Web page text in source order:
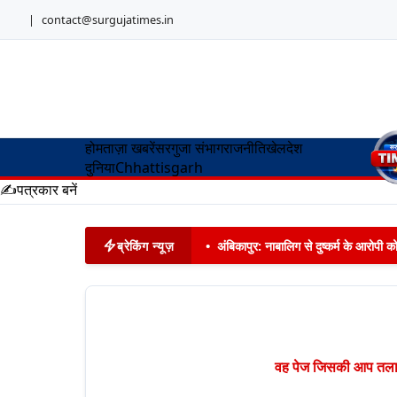
| contact@surgujatimes.in
होमताज़ा खबरेंसरगुजा संभागराजनीतिखेलदेश
दुनियाChhattisgarh
✍️पत्रकार बनें
ब्रेकिंग न्यूज़ • अंबिकापुर: नाबालिग से दुष्कर्म के आरोपी
वह पेज जिसकी आप